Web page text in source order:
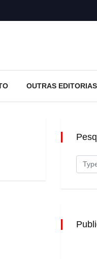
OUTRAS EDITORIAS